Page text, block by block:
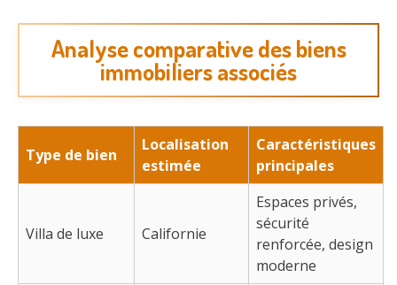
Analyse comparative des biens
immobiliers associés
Type de bien
Localisation
estimée
Caractéristiques
principales
Villa de luxe Californie
Espaces privés,
sécurité
renforcée, design
moderne